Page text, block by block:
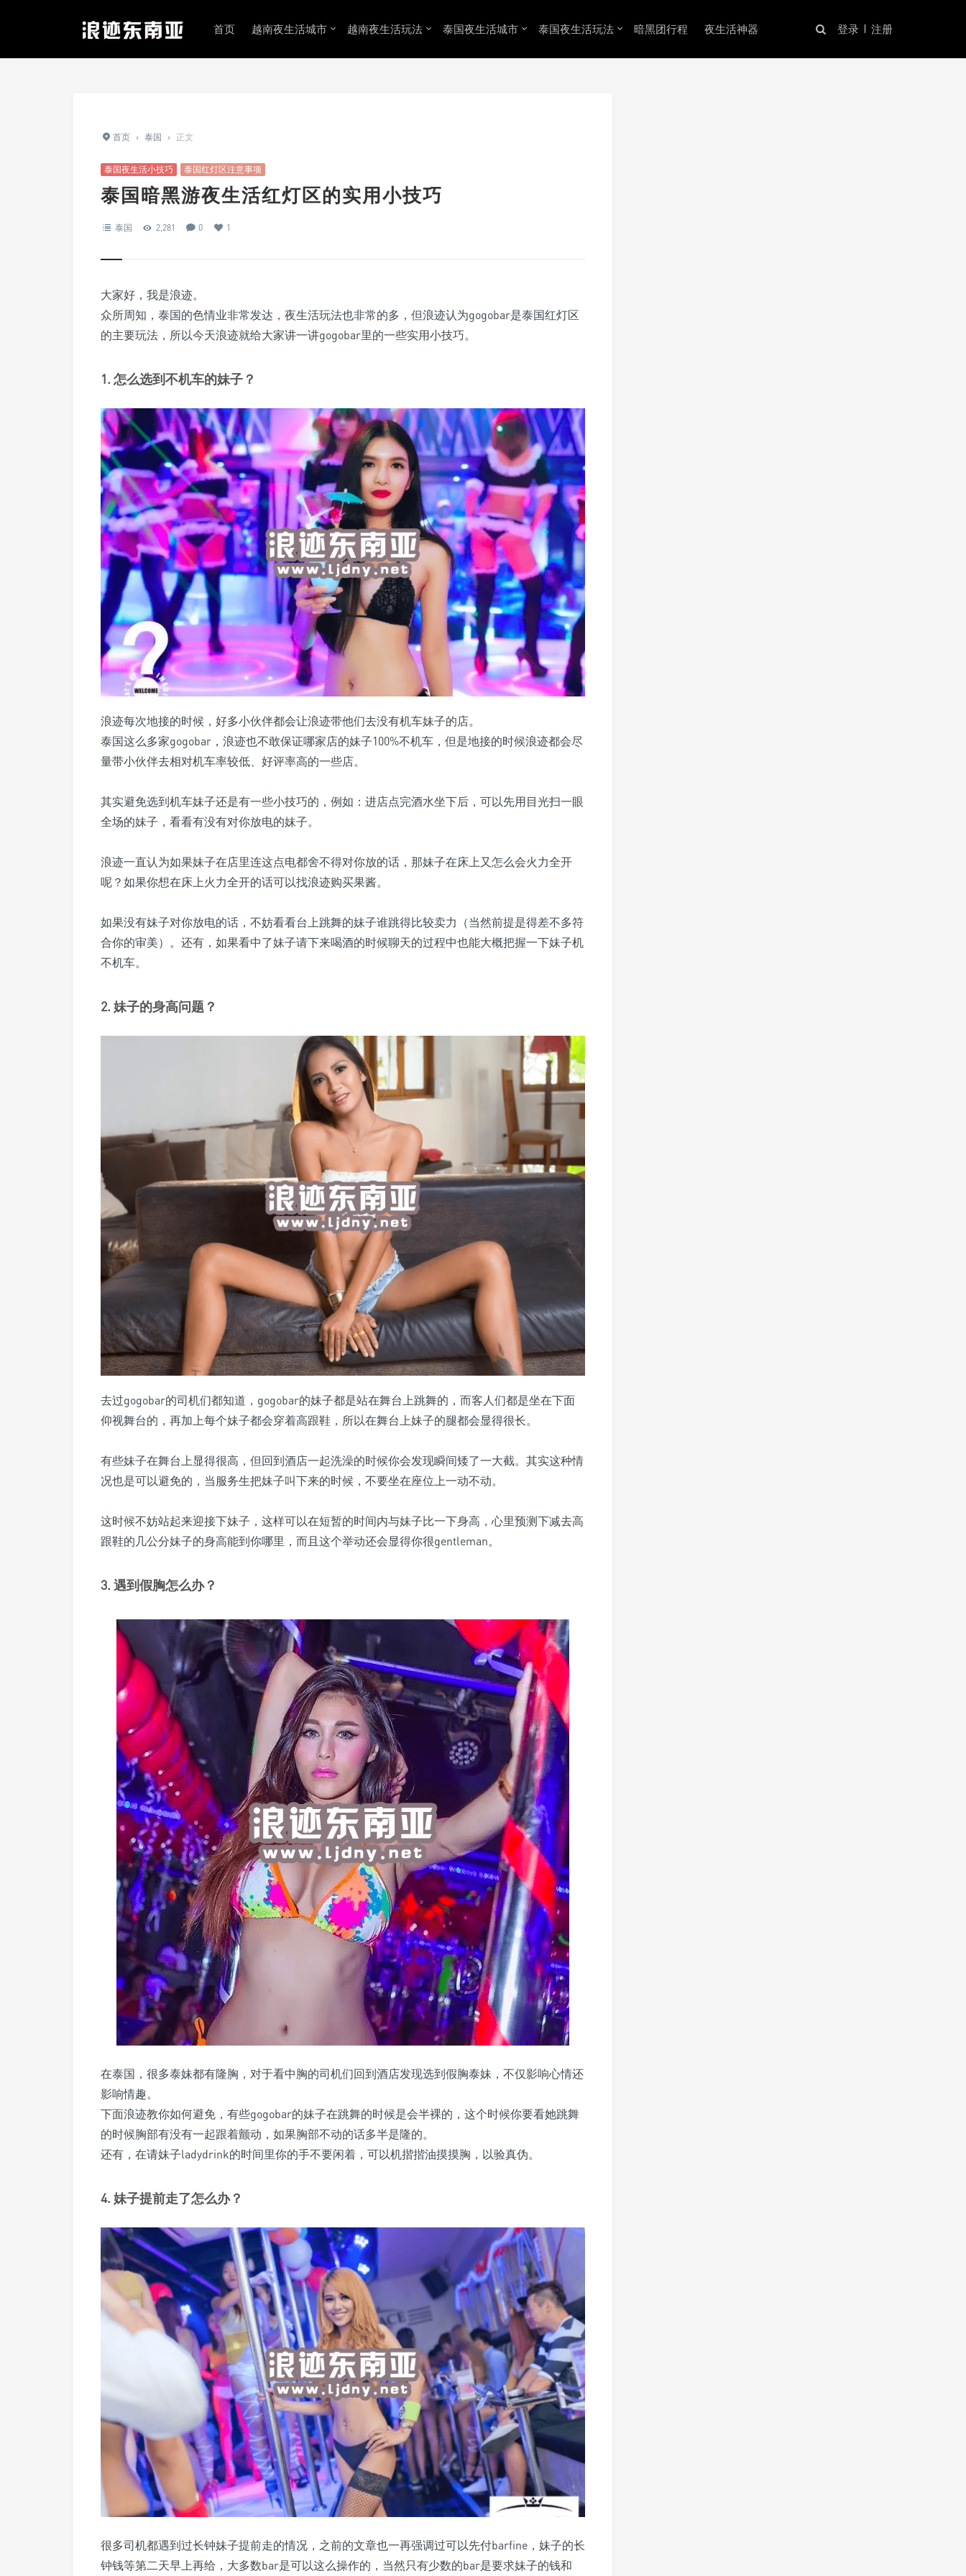
首页 越南夜生活城市 越南夜生活玩法 泰国夜生活城市 泰国夜生活玩法 暗黑团行程 夜生活神器 登录 注册
首页 › 泰国 › 正文
泰国夜生活小技巧 泰国红灯区注意事项
泰国暗黑游夜生活红灯区的实用小技巧
泰国 2,281 0 1
大家好，我是浪迹。
众所周知，泰国的色情业非常发达，夜生活玩法也非常的多，但浪迹认为gogobar是泰国红灯区
的主要玩法，所以今天浪迹就给大家讲一讲gogobar里的一些实用小技巧。
1. 怎么选到不机车的妹子？
浪迹每次地接的时候，好多小伙伴都会让浪迹带他们去没有机车妹子的店。
泰国这么多家gogobar，浪迹也不敢保证哪家店的妹子100%不机车，但是地接的时候浪迹都会尽
量带小伙伴去相对机车率较低、好评率高的一些店。
其实避免选到机车妹子还是有一些小技巧的，例如：进店点完酒水坐下后，可以先用目光扫一眼
全场的妹子，看看有没有对你放电的妹子。
浪迹一直认为如果妹子在店里连这点电都舍不得对你放的话，那妹子在床上又怎么会火力全开
呢？如果你想在床上火力全开的话可以找浪迹购买果酱。
如果没有妹子对你放电的话，不妨看看台上跳舞的妹子谁跳得比较卖力（当然前提是得差不多符
合你的审美）。还有，如果看中了妹子请下来喝酒的时候聊天的过程中也能大概把握一下妹子机
不机车。
2. 妹子的身高问题？
去过gogobar的司机们都知道，gogobar的妹子都是站在舞台上跳舞的，而客人们都是坐在下面
仰视舞台的，再加上每个妹子都会穿着高跟鞋，所以在舞台上妹子的腿都会显得很长。
有些妹子在舞台上显得很高，但回到酒店一起洗澡的时候你会发现瞬间矮了一大截。其实这种情
况也是可以避免的，当服务生把妹子叫下来的时候，不要坐在座位上一动不动。
这时候不妨站起来迎接下妹子，这样可以在短暂的时间内与妹子比一下身高，心里预测下减去高
跟鞋的几公分妹子的身高能到你哪里，而且这个举动还会显得你很gentleman。
3. 遇到假胸怎么办？
在泰国，很多泰妹都有隆胸，对于看中胸的司机们回到酒店发现选到假胸泰妹，不仅影响心情还
影响情趣。
下面浪迹教你如何避免，有些gogobar的妹子在跳舞的时候是会半裸的，这个时候你要看她跳舞
的时候胸部有没有一起跟着颤动，如果胸部不动的话多半是隆的。
还有，在请妹子ladydrink的时间里你的手不要闲着，可以机揩揩油摸摸胸，以验真伪。
4. 妹子提前走了怎么办？
很多司机都遇到过长钟妹子提前走的情况，之前的文章也一再强调过可以先付barfine，妹子的长
钟钱等第二天早上再给，大多数bar是可以这么操作的，当然只有少数的bar是要求妹子的钱和